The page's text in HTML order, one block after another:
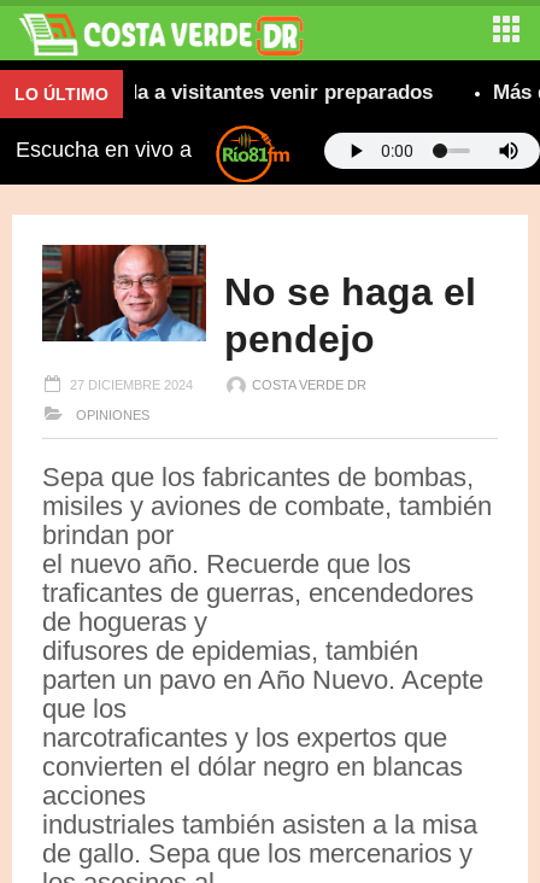
LO ÚLTIMO a visitantes venir preparados Más
Escucha en vivo a
No se haga el
pendejo
27 DICIEMBRE 2024 COSTA VERDE DR
OPINIONES
Sepa que los fabricantes de bombas,
misiles y aviones de combate, también
brindan por
el nuevo año. Recuerde que los
traficantes de guerras, encendedores
de hogueras y
difusores de epidemias, también
parten un pavo en Año Nuevo. Acepte
que los
narcotraficantes y los expertos que
convierten el dólar negro en blancas
acciones
industriales también asisten a la misa
de gallo. Sepa que los mercenarios y